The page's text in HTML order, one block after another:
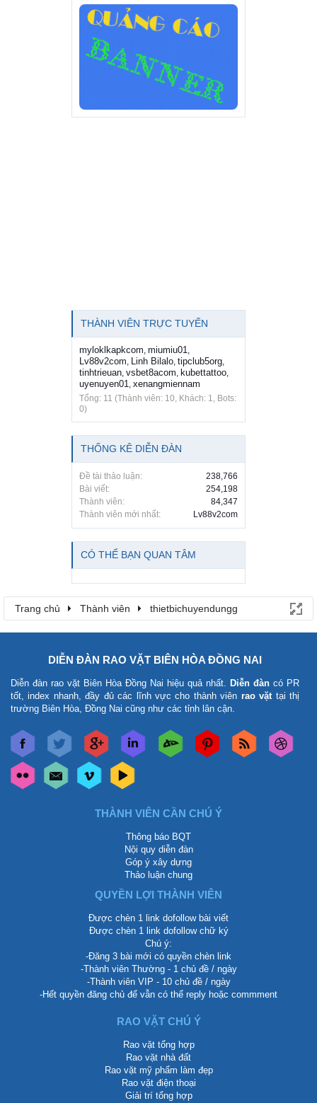
THÀNH VIÊN TRỰC TUYẾN
myloklkapkcom, miumiu01,
Lv88v2com, Linh Bilalo, tipclub5org,
tinhtrieuan, vsbet8acom, kubettattoo,
uyenuyen01, xenangmiennam
Tổng: 11 (Thành viên: 10, Khách: 1, Bots:
0)
THỐNG KÊ DIỄN ĐÀN
Đề tài thảo luận:
238,766
Bài viết:
254,198
Thành viên:
84,347
Thành viên mới nhất:
Lv88v2com
CÓ THỂ BẠN QUAN TÂM
Trang chủ Thành viên thietbichuyendungg
DIỄN ĐÀN RAO VẶT BIÊN HÒA ĐỒNG NAI
Diễn đàn rao vặt Biên Hòa Đồng Nai hiệu quả nhất. Diễn đàn có PR
tốt, index nhanh, đầy đủ các lĩnh vực cho thành viên rao vặttại thị
trường Biên Hòa, Đồng Nai cũng như các tỉnh lân cận.
THÀNH VIÊN CẦN CHÚ Ý
Thông báo BQT
Nội quy diễn đàn
Góp ý xây dựng
Thảo luận chung
QUYỀN LỢI THÀNH VIÊN
Được chèn 1 link dofollow bài viết
Được chèn 1 link dofollow chữ ký
Chú ý:
-Đăng 3 bài mới có quyền chèn link
-Thành viên Thường - 1 chủ đề / ngày
-Thành viên VIP - 10 chủ đề / ngày
-Hết quyền đăng chủ để vẫn có thể reply hoặc commment
RAO VẶT CHÚ Ý
Rao vặt tổng hợp
Rao vặt nhà đất
Rao vặt mỹ phẩm làm đẹp
Rao vặt điện thoại
Giải trí tổng hợp